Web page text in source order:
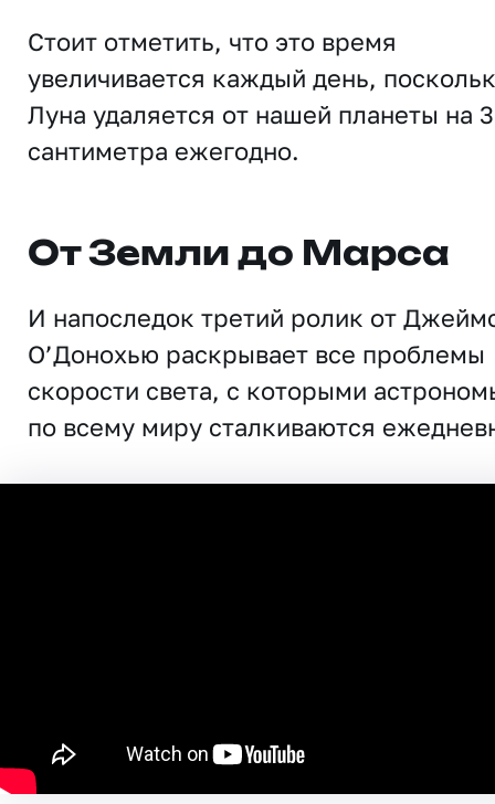
Стоит отметить, что это время
увеличивается каждый день,
Луна удаляется от нашей планеты на
сантиметра ежегодно.
От Земли до Марса
И напоследок третий ролик от
О’Донохью раскрывает все проблемы
скорости света, с которыми
по всему миру сталкиваются